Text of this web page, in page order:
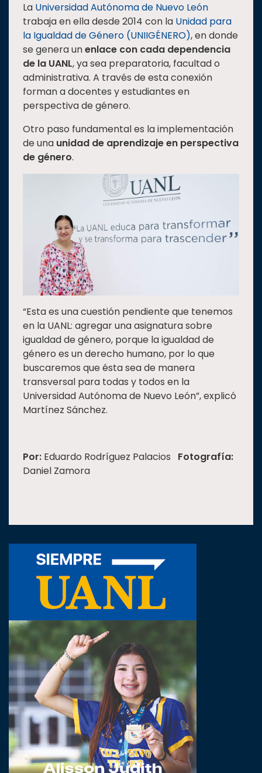
La Universidad Autónoma de Nuevo León
trabaja en ella desde 2014 con la Unidad para
la Igualdad de Género (UNIIGÉNERO), en donde
se genera unenlace con cada dependencia
de la UANL, ya sea preparatoria, facultad o
administrativa. A través de esta conexión
forman a docentes y estudiantes en
perspectiva de género.
Otro paso fundamental es la implementación
de una unidad de aprendizaje en perspectiva
de género.
“Esta es una cuestión pendiente que tenemos
en la UANL: agregar una asignatura sobre
igualdad de género, porque la igualdad de
género es un derecho humano, por lo que
buscaremos que ésta sea de manera
transversal para todas y todos en la
Universidad Autónoma de Nuevo León”, explicó
Martínez Sánchez.
Por: Eduardo Rodríguez Palacios Fotografía:
Daniel Zamora